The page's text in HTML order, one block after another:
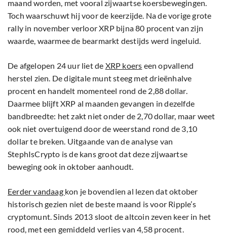
maand worden, met vooral zijwaartse koersbewegingen.
Toch waarschuwt hij voor de keerzijde. Na de vorige grote
rally in november verloor XRP bijna 80 procent van zijn
waarde, waarmee de bearmarkt destijds werd ingeluid.
De afgelopen 24 uur liet de XRP koers een opvallend
herstel zien. De digitale munt steeg met drieënhalve
procent en handelt momenteel rond de 2,88 dollar.
Daarmee blijft XRP al maanden gevangen in dezelfde
bandbreedte: het zakt niet onder de 2,70 dollar, maar weet
ook niet overtuigend door de weerstand rond de 3,10
dollar te breken. Uitgaande van de analyse van
StephIsCrypto is de kans groot dat deze zijwaartse
beweging ook in oktober aanhoudt.
Eerder vandaag kon je bovendien al lezen dat oktober
historisch gezien niet de beste maand is voor Ripple’s
cryptomunt. Sinds 2013 sloot de altcoin zeven keer in het
rood, met een gemiddeld verlies van 4,58 procent.